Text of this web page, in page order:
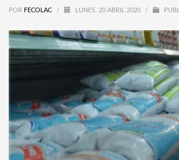
POR FECOLAC / LUNES, 20 ABRIL 2020 /